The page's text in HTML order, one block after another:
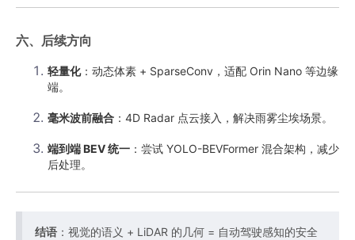
六、后续方向
轻量化：动态体素 + SparseConv，适配 Orin Nano 等边缘
端。
毫米波前融合 ：4D Radar 点云接入，解决雨雾尘埃场景。
端到端 BEV 统一 ：尝试 YOLO-BEVFormer 混合架构，减少
后处理。
结语 ：视觉的语义 + LiDAR 的几何 = 自动驾驶感知的安全